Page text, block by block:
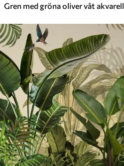
Gren med gröna oliver våt akvarell